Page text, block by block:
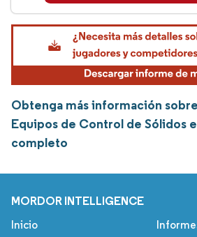
Obtenga más información
Equipos de Control de Sólidos
completo
MORDOR INTELLIGENCE
Inicio